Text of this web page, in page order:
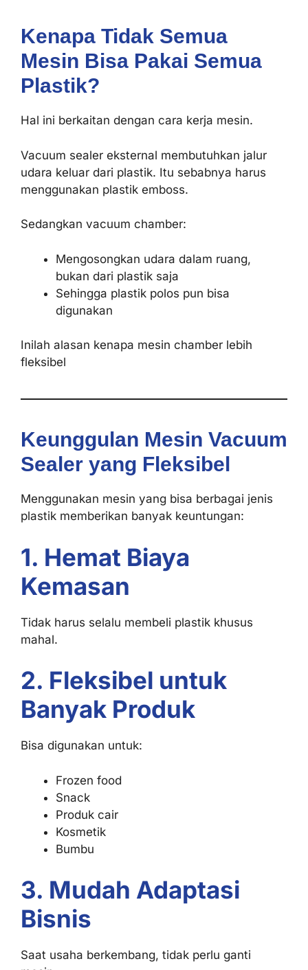
Kenapa Tidak Semua
Mesin Bisa Pakai Semua
Plastik?
Hal ini berkaitan dengan cara kerja mesin.
Vacuum sealer eksternal membutuhkan jalur
udara keluar dari plastik. Itu sebabnya harus
menggunakan plastik emboss.
Sedangkan vacuum chamber:
Mengosongkan udara dalam ruang,
bukan dari plastik saja
Sehingga plastik polos pun bisa
digunakan
Inilah alasan kenapa mesin chamber lebih
fleksibel
Keunggulan Mesin Vacuum
Sealer yang Fleksibel
Menggunakan mesin yang bisa berbagai jenis
plastik memberikan banyak keuntungan:
1. Hemat Biaya
Kemasan
Tidak harus selalu membeli plastik khusus
mahal.
2. Fleksibel untuk
Banyak Produk
Bisa digunakan untuk:
Frozen food
Snack
Produk cair
Kosmetik
Bumbu
3. Mudah Adaptasi
Bisnis
Saat usaha berkembang, tidak perlu ganti